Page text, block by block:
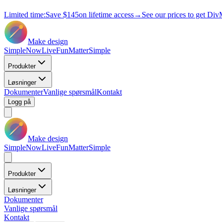
Limited time:Save $145on lifetime access→ See our prices to get
Make design
SimpleNowLiveFunMatterSimple
Produkter
Løsninger
DokumenterVanlige spørsmålKontakt
Logg på
Make design
SimpleNowLiveFunMatterSimple
Produkter
Løsninger
Dokumenter
Vanlige spørsmål
Kontakt